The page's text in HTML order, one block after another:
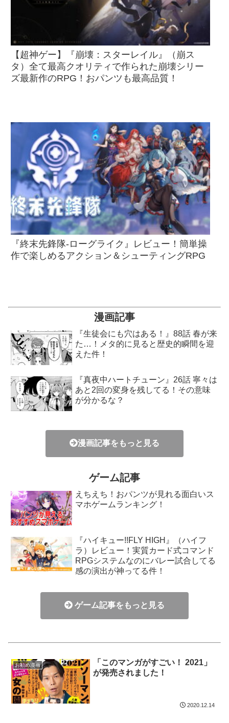
【超神ゲー】『崩壊：スターレイル』（崩ス
タ）全て最高クオリティで作られた崩壊シリー
ズ最新作のRPG！おパンツも最高品質！
『終末先鋒隊-ローグライク』レビュー！簡単操
作で楽しめるアクション＆シューティングRPG
漫画記事
『生徒会にも穴はある！』88話 春が来
た…！メタ的に見ると歴史的瞬間を迎
えた件！
『真夜中ハートチューン』26話 寧々は
あと2回の変身を残してる！その意味
が分かるな？
漫画記事をもっと見る
ゲーム記事
えちえち！おパンツが見れる面白いス
マホゲームランキング！
『ハイキュー!!FLY HIGH』（ハイフ
ラ）レビュー！実質カード式コマンド
RPGシステムなのにバレー試合してる
感の演出が神ってる件！
ゲーム記事をもっと見る
お勧め漫画
「このマンガがすごい！ 2021」
が発売されました！
2020.12.14